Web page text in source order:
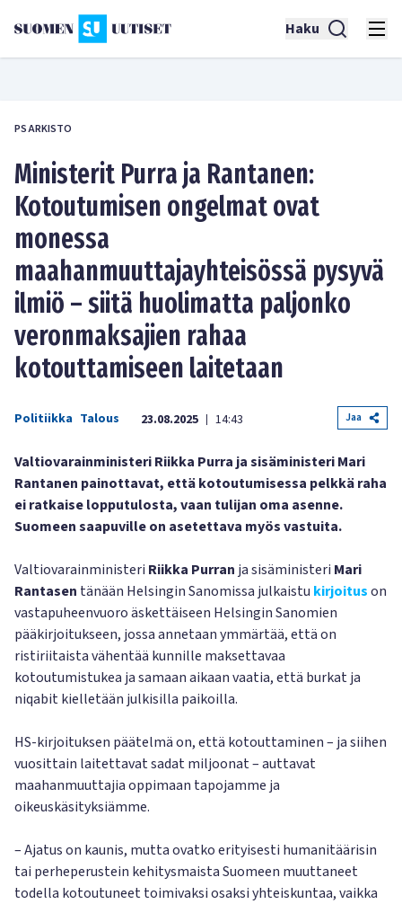
Haku
PS ARKISTO
Ministerit Purra ja Rantanen:
Kotoutumisen ongelmat ovat
monessa
maahanmuuttajayhteisössä pysyvä
ilmiö – siitä huolimatta paljonko
veronmaksajien rahaa
kotouttamiseen laitetaan
Politiikka Talous 23.08.2025 | 14:43 Jaa
Valtiovarainministeri Riikka Purra ja sisäministeri Mari
Rantanen painottavat, että kotoutumisessa pelkkä raha
ei ratkaise lopputulosta, vaan tulijan oma asenne.
Suomeen saapuville on asetettava myös vastuita.
Valtiovarainministeri Riikka Purran ja sisäministeri Mari
Rantasen tänään Helsingin Sanomissa julkaistu kirjoituson
vastapuheenvuoro äskettäiseen Helsingin Sanomien
pääkirjoitukseen, jossa annetaan ymmärtää, että on
ristiriitaista vähentää kunnille maksettavaa
kotoutumistukea ja samaan aikaan vaatia, että burkat ja
niqabit kielletään julkisilla paikoilla.
HS-kirjoituksen päätelmä on, että kotouttaminen – ja siihen
vuosittain laitettavat sadat miljoonat – auttavat
maahanmuuttajia oppimaan tapojamme ja
oikeuskäsityksiämme.
– Ajatus on kaunis, mutta ovatko erityisesti humanitäärisin
tai perheperustein kehitysmaista Suomeen muuttaneet
todella kotoutuneet toimivaksi osaksi yhteiskuntaa, vaikka